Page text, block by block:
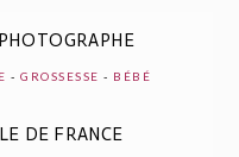
-GROSSESSE - BÉBÉ
DE FRANCE